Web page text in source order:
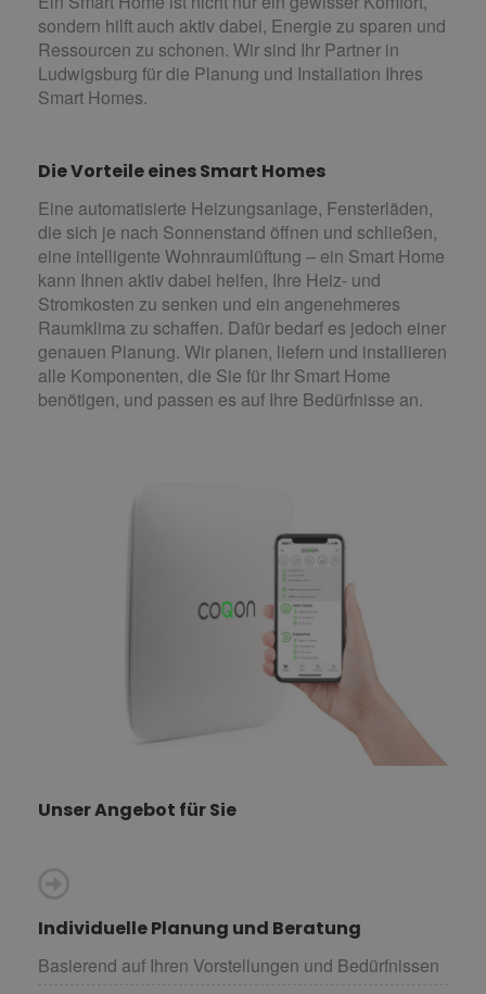
sondern hilft auch aktiv dabei, Energie zu sparen und
Ressourcen zu schonen. Wir sind Ihr Partner in
Ludwigsburg für die Planung und Installation Ihres
Smart Homes.
Die Vorteile eines Smart Homes
Eine automatisierte Heizungsanlage, Fensterläden,
die sich je nach Sonnenstand öffnen und schließen,
eine intelligente Wohnraumlüftung – ein Smart Home
kann Ihnen aktiv dabei helfen, Ihre Heiz- und
Stromkosten zu senken und ein angenehmeres
Raumklima zu schaffen. Dafür bedarf es jedoch einer
genauen Planung. Wir planen, liefern und installieren
alle Komponenten, die Sie für Ihr Smart Home
benötigen, und passen es auf Ihre Bedürfnisse an.
Unser Angebot für Sie
Individuelle Planung und Beratung
Basierend auf Ihren Vorstellungen und Bedürfnissen